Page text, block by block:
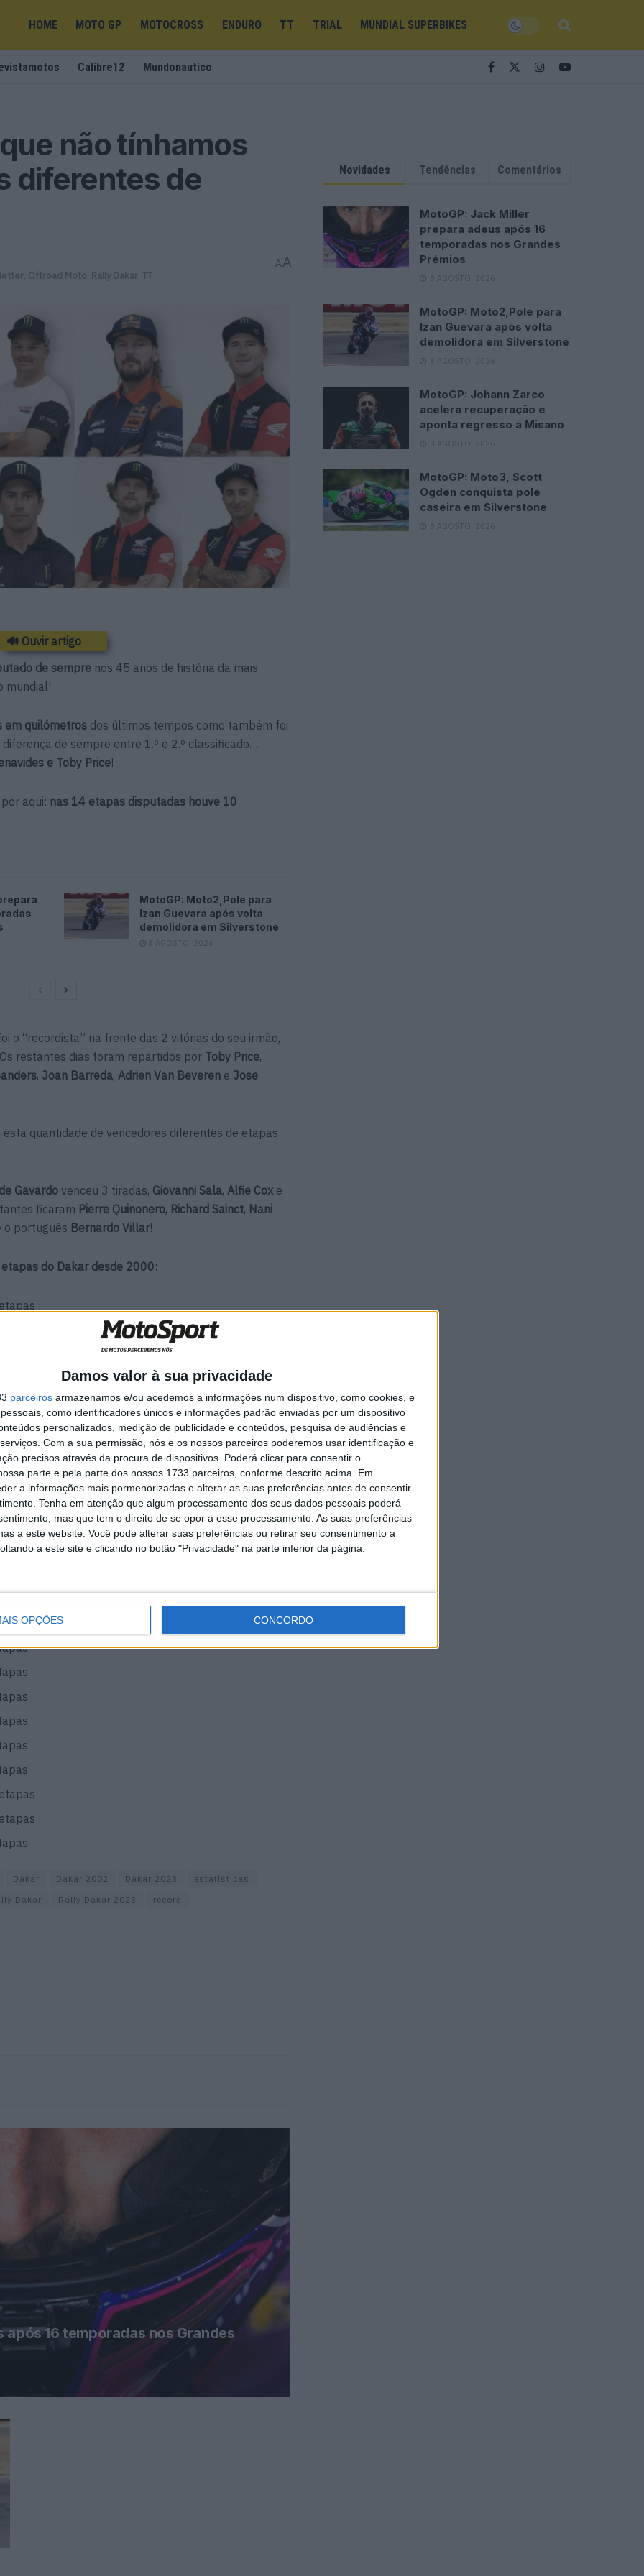
Damos valor à sua privacidade
parceiros armazenamos e/ou acedemos a informações num dispositivo, como cookies, e
como identificadores únicos e informações padrão enviadas por um dispositivo
personalizados, medição de publicidade e conteúdos, pesquisa de audiências e
Com a sua permissão, nós e os nossos parceiros poderemos usar identificação e
precisos através da procura de dispositivos. Poderá clicar para consentir o
parte e pela parte dos nossos 1733 parceiros, conforme descrito acima. Em
a informações mais pormenorizadas e alterar as suas preferências antes de consentir
Tenha em atenção que algum processamento dos seus dados pessoais poderá
mas que tem o direito de se opor a esse processamento. As suas preferências
a este website. Você pode alterar suas preferências ou retirar seu consentimento a
a este site e clicando no botão "Privacidade" na parte inferior da página.
OPÇÕES CONCORDO
HOME MOTO GP MOTOCROSS ENDURO TT TRIAL MUNDIAL SUPERBIKES
Calibre12 Mundonautico
não tínhamos
diferentes de
Offroad Moto Rally Dakar TT
AA
🔊 Ouvir artigo
de sempre nos 45 anos de história da mais
mundial!
em quilómetros dos últimos tempos como também foi
de sempre entre 1.º e 2.º classificado…
e Toby Price!
aqui: nas 14 etapas disputadas houve 10
MotoGP: Moto2,Pole para
Izan Guevara após volta
demolidora em Silverstone
8 AGOSTO, 2026
o “recordista” na frente das 2 vitórias do seu irmão,
restantes dias foram repartidos por Toby Price,
, Joan Barreda, Adrien Van Beveren e Jose
quantidade de vencedores diferentes de etapas
Gavardovenceu 3 tiradas, Giovanni Sala, Alfie Cox e
ficaram Pierre Quinonero, Richard Sainct, Nani
o português Bernardo Villar!
do Dakar desde 2000:
Dakar Dakar 2002 Dakar 2023
estatísticas
Dakar Rally Dakar 2023
record
16 temporadas nos Grandes
Novidades Tendências Comentários
MotoGP: Jack Miller
prepara adeus após 16
temporadas nos Grandes
Prémios
8 AGOSTO, 2026
MotoGP: Moto2,Pole para
Izan Guevara após volta
demolidora em Silverstone
8 AGOSTO, 2026
MotoGP: Johann Zarco
acelera recuperação e
aponta regresso a Misano
8 AGOSTO, 2026
MotoGP: Moto3, Scott
Ogden conquista pole
caseira em Silverstone
8 AGOSTO, 2026